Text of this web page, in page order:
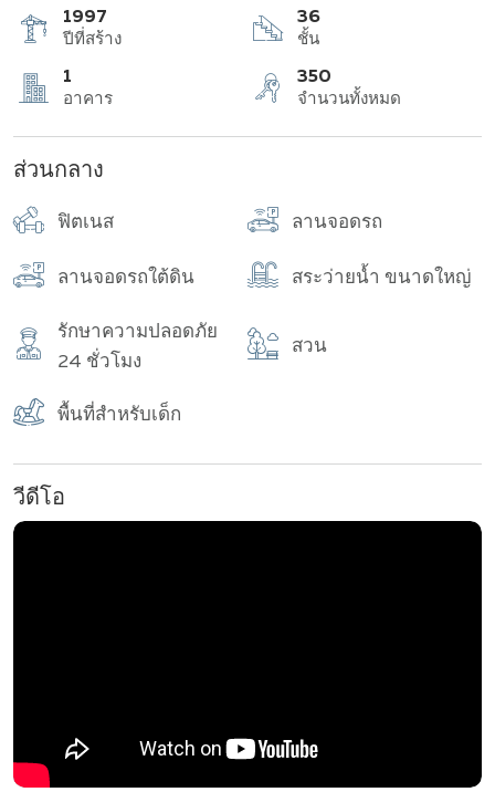
1997
ปีที่สร้าง
36
ชั้น
1
ส่วนกลาง
ฟิตเนส ลานจอดรถ
ลานจอดรถใต้ดิน สระว่ายน้ำ ขนาดใหญ่
รักษาความปลอดภัย
24 ชั่วโมง
สวน
พื้นที่สำหรับเด็ก
วีดีโอ